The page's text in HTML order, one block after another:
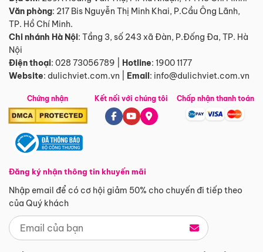
Văn phòng: 217 Bis Nguyễn Thị Minh Khai, P.Cầu Ông Lãnh,
TP. Hồ Chí Minh.
Chi nhánh Hà Nội: Tầng 3, số 243 xã Đàn, P.Đống Đa, TP. Hà
Nội
Điện thoại: 028 73056789 Hotline: 1900 1177
Website: dulichviet.com.vn Email: info@dulichviet.com.vn
Chứng nhận
Đăng ký nhận thông tin khuyến mãi
Nhập email để có cơ hội giảm 50% cho chuyến đi tiếp theo
của Quý khách
Kết nối với chúng tôi Chấp nhận thanh toán